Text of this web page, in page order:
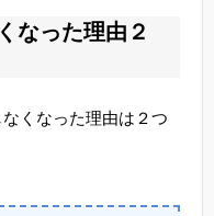
なった理由２
くなった理由は２つ